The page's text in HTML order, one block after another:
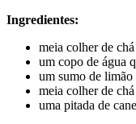
Ingredientes:
meia colher de
um copo de água
um sumo de limão
meia colher de
uma pitada de